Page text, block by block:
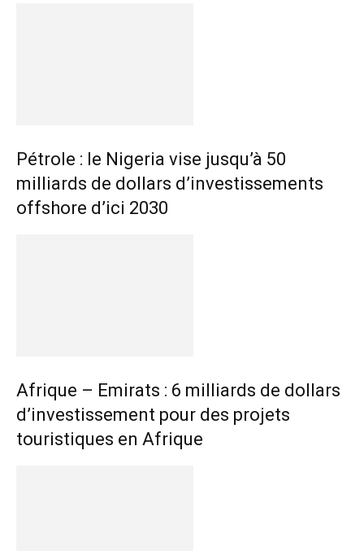
Pétrole : le Nigeria vise jusqu’à 50
milliards de dollars d’investissements
offshore d’ici 2030
Afrique – Emirats : 6 milliards de dollars
d’investissement pour des projets
touristiques en Afrique